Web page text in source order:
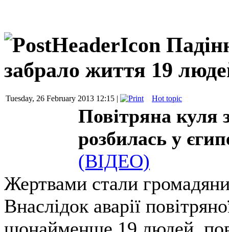
забрало життя 19
Tuesday, 26 February 2013 12:15 | Hot topic
Повітряна куля
розбилась у
(ВІДЕО)
Жертвами стали
Внаслідок аварії